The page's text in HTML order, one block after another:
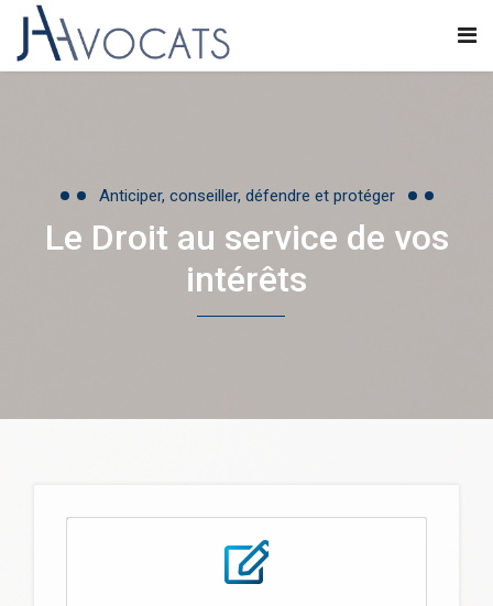
Anticiper, conseiller, défendre et protéger
Le Droit au service de vos
intérêts